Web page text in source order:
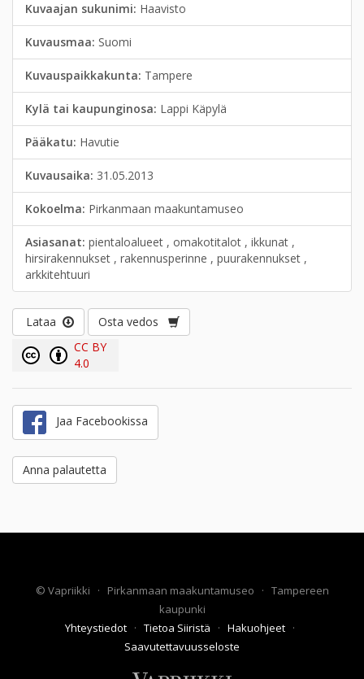
Kuvaajan sukunimi: Haavisto
Kuvausmaa: Suomi
Kuvauspaikkakunta: Tampere
Kylä tai kaupunginosa: Lappi Käpylä
Pääkatu: Havutie
Kuvausaika: 31.05.2013
Kokoelma: Pirkanmaan maakuntamuseo
Asiasanat: pientaloalueet , omakotitalot , ikkunat ,
hirsirakennukset , rakennusperinne , puurakennukset ,
arkkitehtuuri
Lataa
Osta vedos
CC BY
4.0
Jaa Facebookissa
Anna palautetta
© Vapriikki · Pirkanmaan maakuntamuseo · Tampereen
kaupunki
Yhteystiedot · Tietoa Siiristä · Hakuohjeet ·
Saavutettavuusseloste